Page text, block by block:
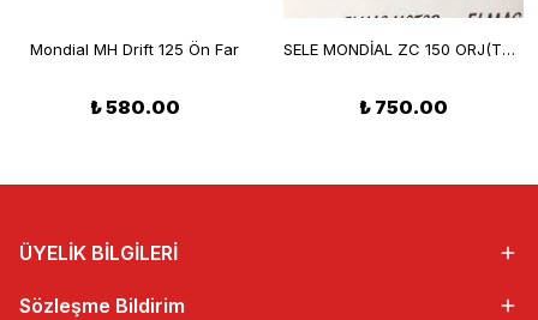
Mondial MH Drift 125 Ön Far
₺ 580.00
SELE MONDİAL ZC 150 ORJ(TURUNCU)
₺ 750.00
ÜYELİK BİLGİLERİ
Sözleşme Bildirim